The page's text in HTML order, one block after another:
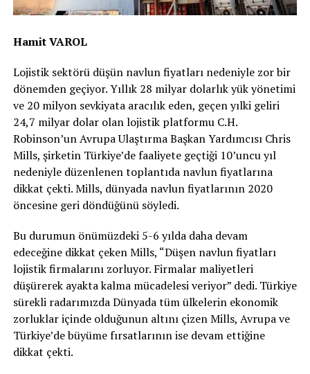
Hamit VAROL
Lojistik sektörü düşün navlun fiyatları nedeniyle zor bir
dönemden geçiyor. Yıllık 28 milyar dolarlık yük yönetimi
ve 20 milyon sevkiyata aracılık eden, geçen yılki geliri
24,7 milyar dolar olan lojistik platformu C.H.
Robinson’un Avrupa Ulaştırma Başkan Yardımcısı Chris
Mills, şirketin Türkiye’de faaliyete geçtiği 10’uncu yıl
nedeniyle düzenlenen toplantıda navlun fiyatlarına
dikkat çekti. Mills, dünyada navlun fiyatlarının 2020
öncesine geri döndüğünü söyledi.
Bu durumun önümüzdeki 5-6 yılda daha devam
edeceğine dikkat çeken Mills, “Düşen navlun fiyatları
lojistik firmalarını zorluyor. Firmalar maliyetleri
düşürerek ayakta kalma mücadelesi veriyor” dedi. Türkiye
sürekli radarımızda Dünyada tüm ülkelerin ekonomik
zorluklar içinde olduğunun altını çizen Mills, Avrupa ve
Türkiye’de büyüme fırsatlarının ise devam ettiğine
dikkat çekti.